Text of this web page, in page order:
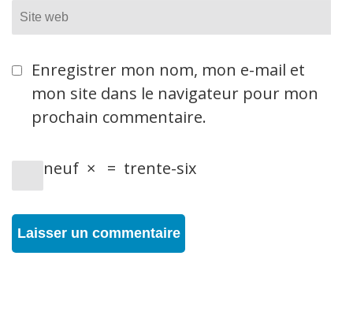
Site
web
Enregistrer mon nom, mon e-mail et
mon site dans le navigateur pour mon
prochain commentaire.
neuf × = trente-six